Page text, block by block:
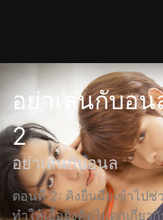
อย่าเล่นกับอ
2
อย่าเล่นกับอนล
ตอนที่ 2: คิงยื่นมือเข้าไป
ทำให้เอื้อยิ่งคิดไม่ตกเกี่ยว